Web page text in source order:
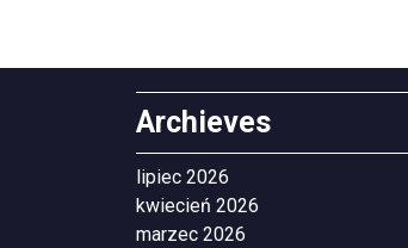
Archieves
lipiec 2026
kwiecień 2026
marzec 2026